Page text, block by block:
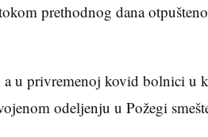
prethodnog dana
u privremenoj kovid bolnici u
odeljenju u Požegi